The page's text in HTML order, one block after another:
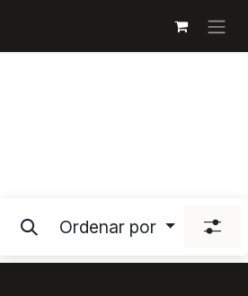
Ordenar por